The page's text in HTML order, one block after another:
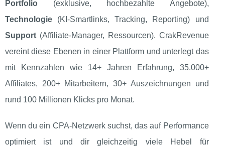
Portfolio (exklusive, hochbezahlte Angebote),
Technologie (KI‑Smartlinks, Tracking, Reporting) und
Support (Affiliate‑Manager, Ressourcen). CrakRevenue
vereint diese Ebenen in einer Plattform und unterlegt das
mit Kennzahlen wie 14+ Jahren Erfahrung, 35.000+
Affiliates, 200+ Mitarbeitern, 30+ Auszeichnungen und
rund 100 Millionen Klicks pro Monat.
Wenn du ein CPA‑Netzwerk suchst, das auf Performance
optimiert ist und dir gleichzeitig viele Hebel für